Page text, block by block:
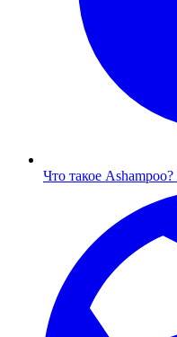
Что такое Ashampoo?